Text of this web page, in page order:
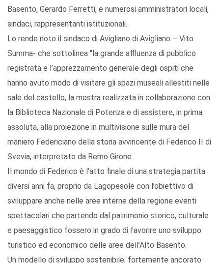
Basento, Gerardo Ferretti, e numerosi amministratori locali,
sindaci, rappresentanti istituzionali.
Lo rende noto il sindaco di Avigliano di Avigliano – Vito
Summa- che sottolinea "la grande affluenza di pubblico
registrata e l’apprezzamento generale degli ospiti che
hanno avuto modo di visitare gli spazi museali allestiti nelle
sale del castello, la mostra realizzata in collaborazione con
la Biblioteca Nazionale di Potenza e di assistere, in prima
assoluta, alla proiezione in multivisione sulle mura del
maniero Federiciano della storia avvincente di Federico II di
Svevia, interpretato da Remo Girone.
Il mondo di Federico è l’atto finale di una strategia partita
diversi anni fa, proprio da Lagopesole con l’obiettivo di
sviluppare anche nelle aree interne della regione eventi
spettacolari che partendo dal patrimonio storico, culturale
e paesaggistico fossero in grado di favorire uno sviluppo
turistico ed economico delle aree dell’Alto Basento.
Un modello di sviluppo sostenibile, fortemente ancorato